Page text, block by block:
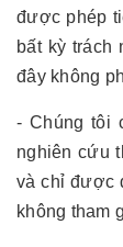
được phép
bất kỳ trách
đây không
- Chúng tôi
nghiên cứu
và chỉ được
không tham